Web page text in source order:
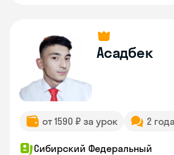
Асадбек
от 1590 ₽ за урок 2
Сибирский Федеральный